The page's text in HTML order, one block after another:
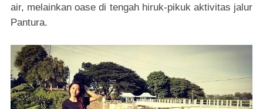
air, melainkan oase di tengah hiruk-pikuk aktivitas jalur
Pantura.